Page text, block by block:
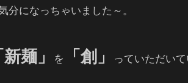
分になっちゃいました～。
新麺」 を 「創」 っていただい